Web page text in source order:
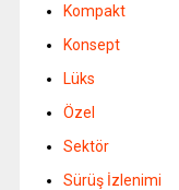
Kompakt
Konsept
Lüks
Özel
Sektör
Sürüş İzlenimi